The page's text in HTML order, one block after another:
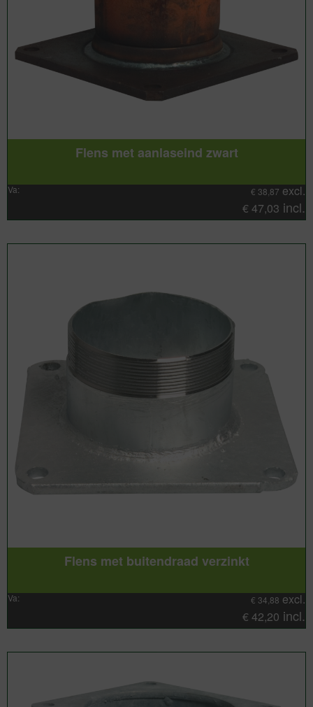
Flens met aanlaseind zwart
Va: € 38,87 excl.
€47,03 incl.
Flens met buitendraad verzinkt
Va: € 34,88 excl.
€42,20 incl.